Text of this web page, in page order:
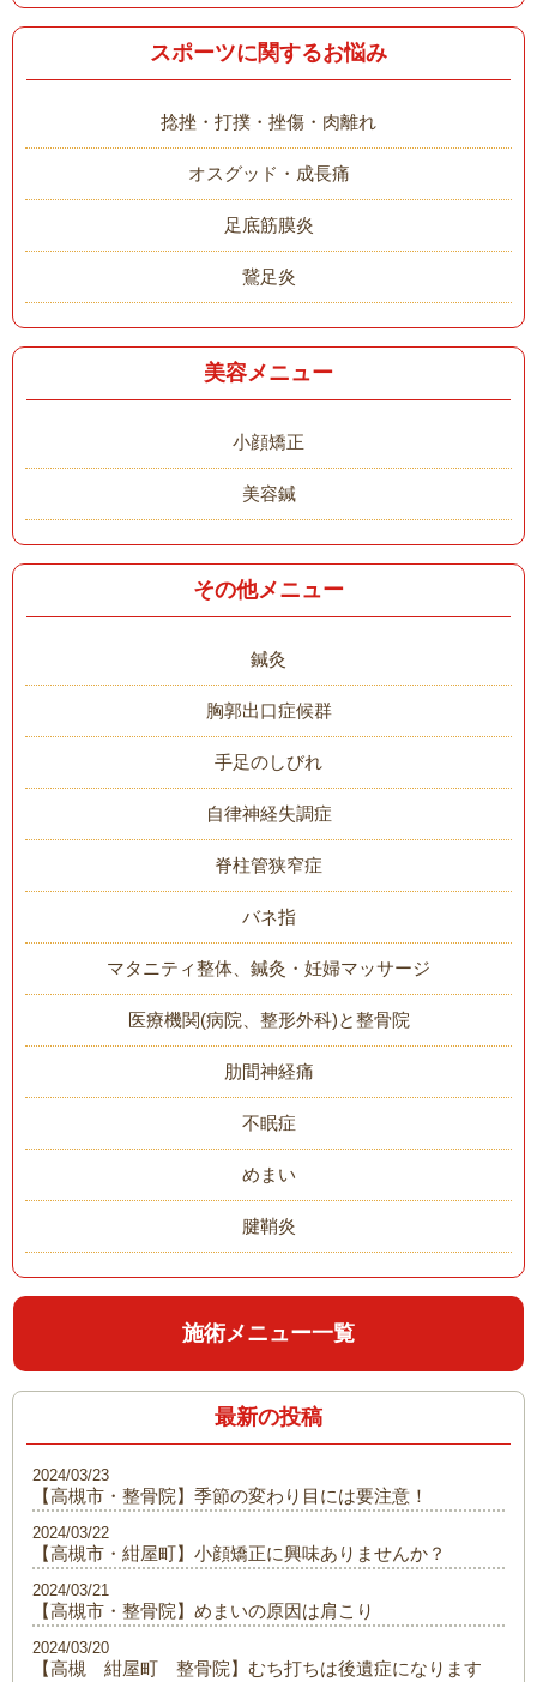
スポーツに関するお悩み
捻挫・打撲・挫傷・肉離れ
オスグッド・成長痛
足底筋膜炎
鵞足炎
美容メニュー
小顔矯正
美容鍼
その他メニュー
鍼灸
胸郭出口症候群
手足のしびれ
自律神経失調症
脊柱管狭窄症
バネ指
マタニティ整体、鍼灸・妊婦マッサージ
医療機関(病院、整形外科)と整骨院
肋間神経痛
不眠症
めまい
腱鞘炎
施術メニュー一覧
最新の投稿
【高槻市・整骨院】季節の変わり目には要注意！
2024/03/23
【高槻市・紺屋町】小顔矯正に興味ありませんか？
2024/03/22
【高槻市・整骨院】めまいの原因は肩こり
2024/03/21
【高槻 紺屋町 整骨院】むち打ちは後遺症になります
2024/03/20